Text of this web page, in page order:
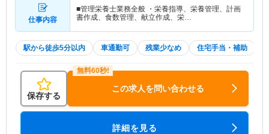
仕事内容
■管理栄養士業務全般 ・栄養指導、栄養管理、計画
書作成、食数管理、献立作成、栄…
駅から徒歩5分以内 車通勤可 残業少なめ 住宅手当・補助
保存する
この求人を問い合わせる
詳細を見る